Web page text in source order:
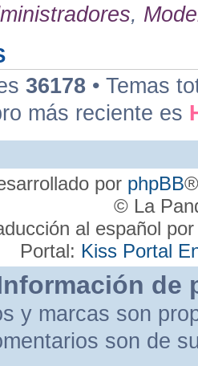
,
36178 • Temas
más reciente es
por phpBB
© La
al español
Portal: Kiss Portal
de
y marcas son
son de